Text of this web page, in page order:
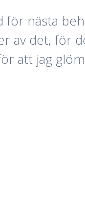
nästa
av det, för
att jag